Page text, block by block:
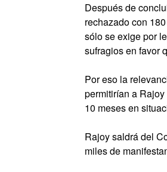
Después de
rechazado con
sólo se exige por
sufragios en favor
Por eso la
permitirían a
10 meses en
Rajoy saldrá del
miles de